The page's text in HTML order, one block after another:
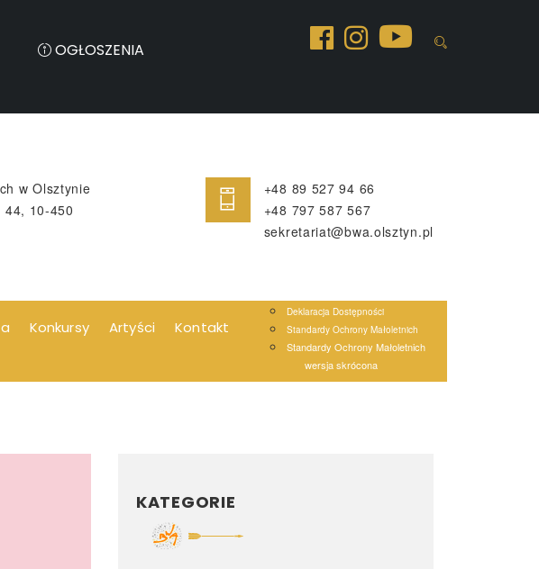
OGŁOSZENIA
w Olsztynie
44, 10-450
+48 89 527 94 66
+48 797 587 567
sekretariat@bwa.olsztyn.pl
Konkursy Artyści Kontakt
Deklaracja Dostępności
Standardy Ochrony Małoletnich
Standardy Ochrony Małoletnich
wersja skrócona
KATEGORIE